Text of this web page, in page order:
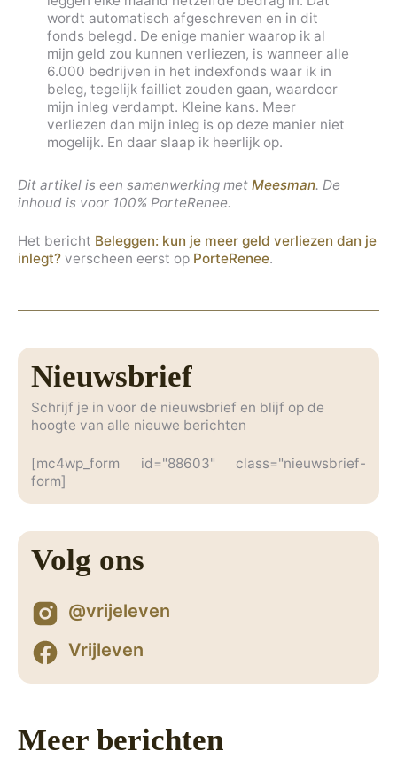
wordt automatisch afgeschreven en in dit
fonds belegd. De enige manier waarop ik al
mijn geld zou kunnen verliezen, is wanneer alle
6.000 bedrijven in het indexfonds waar ik in
beleg, tegelijk failliet zouden gaan, waardoor
mijn inleg verdampt. Kleine kans. Meer
verliezen dan mijn inleg is op deze manier niet
mogelijk. En daar slaap ik heerlijk op.
Dit artikel is een samenwerking met Meesman. De
inhoud is voor 100% PorteRenee.
Het bericht Beleggen: kun je meer geld verliezen dan je
inlegt? verscheen eerst op PorteRenee.
Nieuwsbrief
Schrijf je in voor de nieuwsbrief en blijf op de
hoogte van alle nieuwe berichten
[mc4wp_form id="88603" class="nieuwsbrief-
form]
Volg ons
@vrijeleven
Vrijleven
Meer berichten